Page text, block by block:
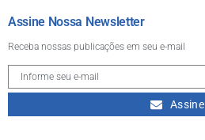
Assine Nossa Newsletter
Receba nossas publicações em seu e-mail
Assine